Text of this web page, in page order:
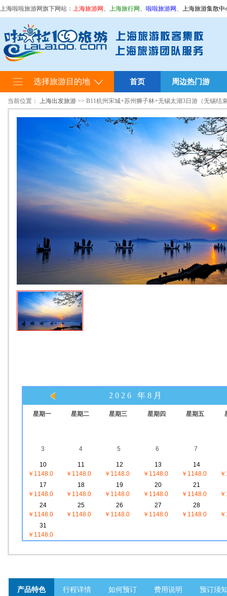
上海啦啦旅游网旗下网站： 上海旅游网 、 上海旅行网 、 啦啦旅游网 、 上海旅游集散中
选择旅游目的地 首页 周边热门游
当前位置： 上海出发旅游 >> B11杭州宋城+苏州狮子林+无锡太湖3日游（无锡结
2026 年8月
星期一 星期二 星期三 星期四 星期五
3 4 5 6 7
10
￥1148.0
11
￥1148.0
12
￥1148.0
13
￥1148.0
14
￥1148.0
17
￥1148.0
18
￥1148.0
19
￥1148.0
20
￥1148.0
21
￥1148.0
24
￥1148.0
25
￥1148.0
26
￥1148.0
27
￥1148.0
28
￥1148.0
31
￥1148.0
产品特色 行程详情 如何预订 费用说明 预订须